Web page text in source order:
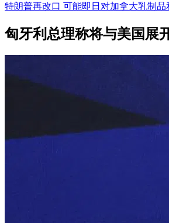
特朗普再改口 可能即日对加拿大乳制
匈牙利总理称将与美国展